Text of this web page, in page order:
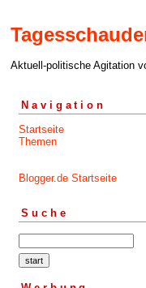
Aktuell-politische Agitation
Navigation
Startseite
Themen
Blogger.de Startseite
Suche